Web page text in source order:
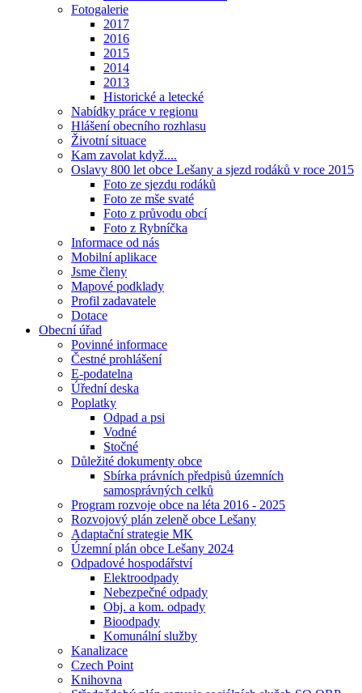
Fotogalerie
2017
2016
2015
2014
2013
Historické a letecké
Nabídky práce v regionu
Hlášení obecního rozhlasu
Životní situace
Kam zavolat když....
Oslavy 800 let obce Lešany a sjezd rodáků v roce 2015
Foto ze sjezdu rodáků
Foto ze mše svaté
Foto z průvodu obcí
Foto z Rybníčka
Informace od nás
Mobilní aplikace
Jsme členy
Mapové podklady
Profil zadavatele
Dotace
Obecní úřad
Povinné informace
Čestné prohlášení
E-podatelna
Úřední deska
Poplatky
Odpad a psi
Vodné
Stočné
Důležité dokumenty obce
Sbírka právních předpisů územních
samosprávných celků
Program rozvoje obce na léta 2016 - 2025
Rozvojový plán zeleně obce Lešany
Adaptační strategie MK
Územní plán obce Lešany 2024
Odpadové hospodářství
Elektroodpady
Nebezpečné odpady
Obj. a kom. odpady
Bioodpady
Komunální služby
Kanalizace
Czech Point
Knihovna